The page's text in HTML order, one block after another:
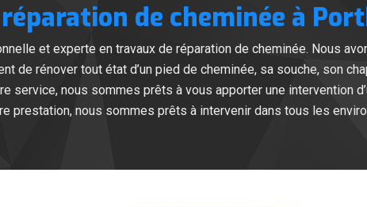
de cheminée à
et experte en travaux de réparation de cheminée. Nous
de rénover tout état d’un pied de cheminée, sa souche, son
service, nous sommes prêts à vous apporter une intervention
prestation, nous sommes prêts à intervenir dans tous les